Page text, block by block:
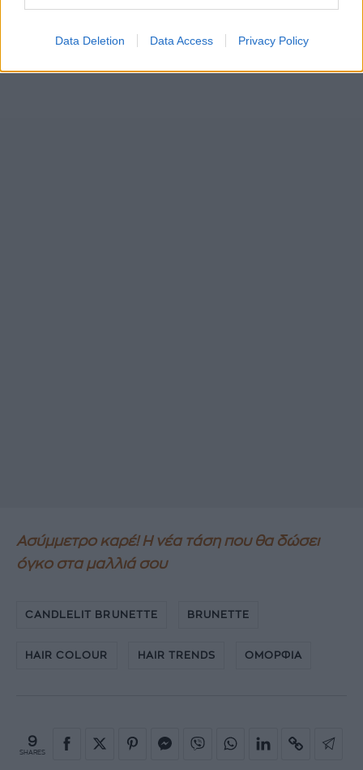
Data Deletion Data Access Privacy Policy
Ασύμμετρο καρέ! Η νέα τάση που θα δώσει
όγκο στα μαλλιά σου
CANDLELIT BRUNETTE BRUNETTE
HAIR COLOUR HAIR TRENDS ΟΜΟΡΦΙΑ
9
SHARES